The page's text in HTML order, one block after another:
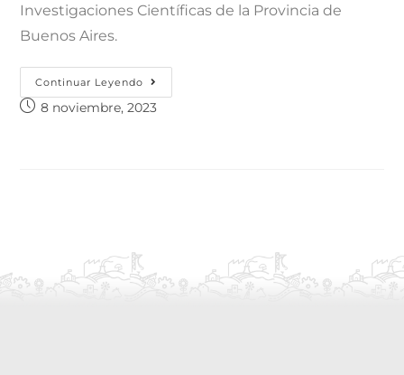
Investigaciones Científicas de la Provincia de
Buenos Aires.
Continuar Leyendo
8 noviembre, 2023